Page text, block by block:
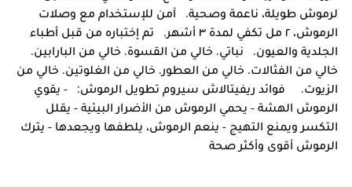
لرموش طويلة، ناعمة وصحية. آمن للإستخدام مع وصلات
الرموش، ٢ مل تكفي لمدة ٣ أشهر. تم إختباره من قبل أطباء
الجلدية والعيون. نباتي. خالي من القسوة. خالي من البارابين.
خالي من الفثالات. خالي من العطور. خالي من الغلوتين. خالي من
الزيوت. فوائد ريفيتالاش سيروم تطويل الرموش: - يقوي
الرموش الهشة - يحمي الرموش من الأضرار البيئية - يقلل
التكسر ويمنع التهيج - ينعم الرموش، يلطفها ويجعدها - يترك
الرموش أقوى وأكثر صحة